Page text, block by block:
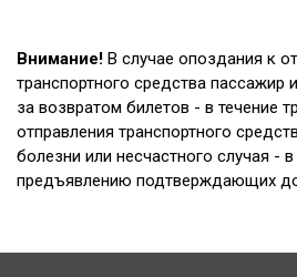
Внимание! В случае опоздания к
транспортного средства пассажир
за возвратом билетов - в течение
отправления транспортного
болезни или несчастного случая -
предъявлению подтверждающих